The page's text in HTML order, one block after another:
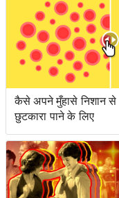
कैसे अपने मुँहासे निशान से
छुटकारा पाने के लिए